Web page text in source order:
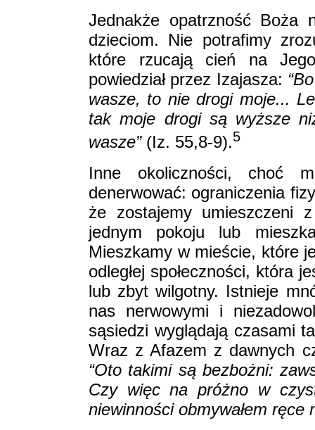
Jednakże opatrzność Boża
dzieciom. Nie potrafimy
które rzucają cień na
powiedział przez Izajasza:
wasze, to nie drogi moje...
tak moje drogi są wyższe
wasze”(Iz. 55,8-9).5
Inne okoliczności, choć
denerwować: ograniczenia
że zostajemy umieszczeni
jednym pokoju lub
Mieszkamy w mieście, które
odległej społeczności, która
lub zbyt wilgotny. Istnieje
nas nerwowymi i
sąsiedzi wyglądają czasami
Wraz z Afazem z dawnych
“Oto takimi są bezbożni:
Czy więc na próżno w
niewinności obmywałem ręce